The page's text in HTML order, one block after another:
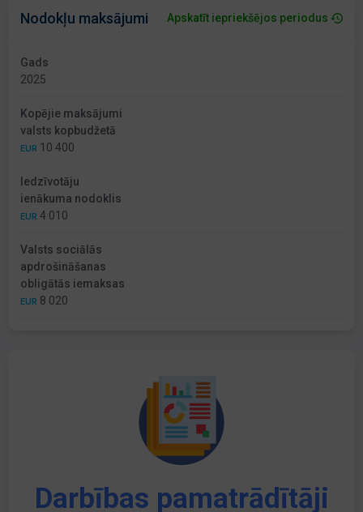
Nodokļu maksājumi Apskatīt iepriekšējos periodus
Gads
2025
Kopējie maksājumi
valsts kopbudžetā
EUR 10 400
Iedzīvotāju
ienākuma nodoklis
EUR 4 010
Valsts sociālās
apdrošināšanas
obligātās iemaksas
EUR 8 020
Darbības pamatrādītāji